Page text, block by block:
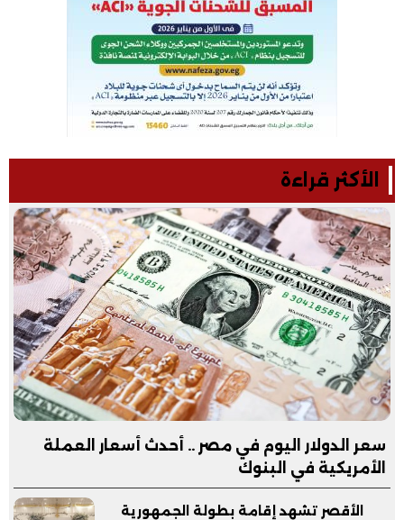
الأكثر قراءة
سعر الدولار اليوم في مصر .. أحدث أسعار العملة
الأمريكية في البنوك
الأقصر تشهد إقامة بطولة الجمهورية